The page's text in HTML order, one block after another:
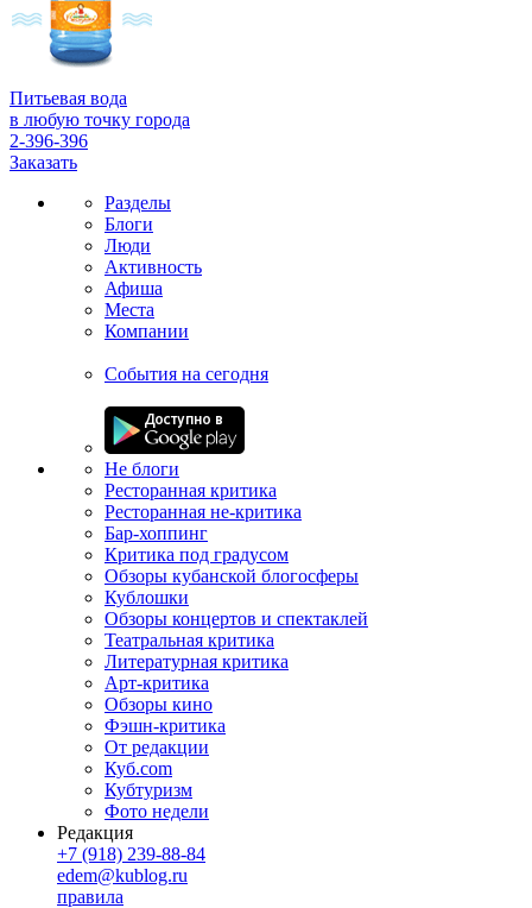
Питьевая вода
в любую точку города
2-396-396
Заказать
Разделы
Блоги
Люди
Активность
Афиша
Места
Компании
События на сегодня
Не блоги
Ресторанная критика
Ресторанная не-критика
Бар-хоппинг
Критика под градусом
Обзоры кубанской блогосферы
Кублошки
Обзоры концертов и спектаклей
Театральная критика
Литературная критика
Арт-критика
Обзоры кино
Фэшн-критика
От редакции
Куб.com
Кубтуризм
Фото недели
Редакция
+7 (918) 239-88-84
edem@kublog.ru
правила